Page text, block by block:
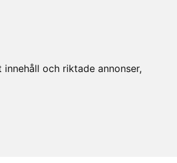
och riktade annonser,